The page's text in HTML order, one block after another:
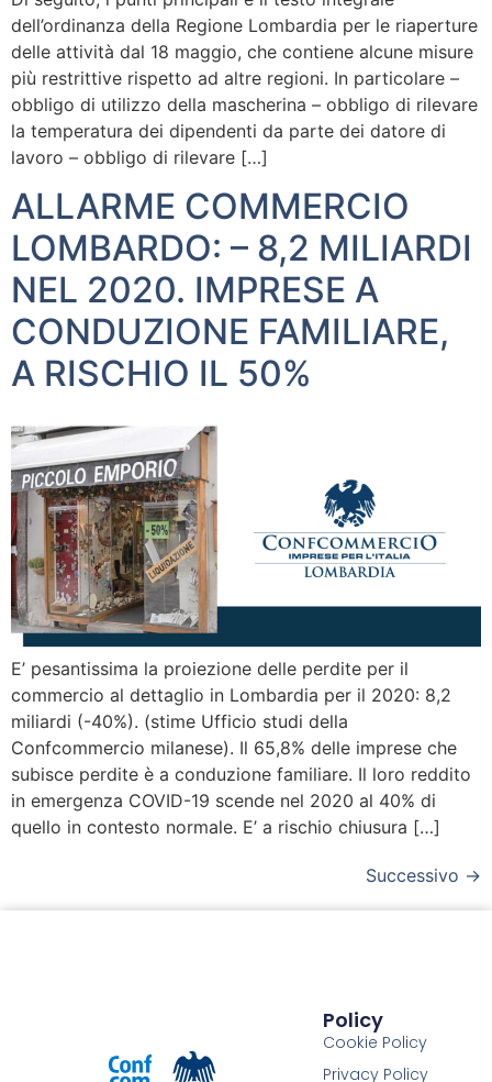
dell’ordinanza della Regione Lombardia per le riaperture
delle attività dal 18 maggio, che contiene alcune misure
più restrittive rispetto ad altre regioni. In particolare –
obbligo di utilizzo della mascherina – obbligo di rilevare
la temperatura dei dipendenti da parte dei datore di
lavoro – obbligo di rilevare […]
ALLARME COMMERCIO
LOMBARDO: – 8,2 MILIARDI
NEL 2020. IMPRESE A
CONDUZIONE FAMILIARE,
A RISCHIO IL 50%
E’ pesantissima la proiezione delle perdite per il
commercio al dettaglio in Lombardia per il 2020: 8,2
miliardi (-40%). (stime Ufficio studi della
Confcommercio milanese). Il 65,8% delle imprese che
subisce perdite è a conduzione familiare. Il loro reddito
in emergenza COVID-19 scende nel 2020 al 40% di
quello in contesto normale. E’ a rischio chiusura […]
Successivo →
Policy
Cookie Policy
Privacy Policy